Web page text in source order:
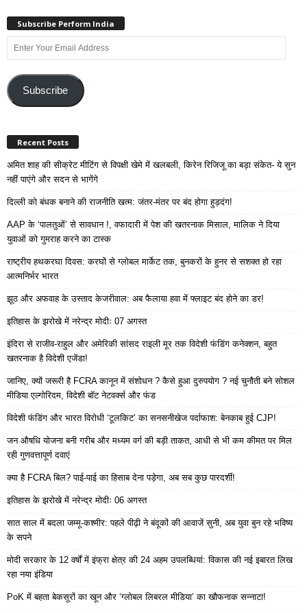
Subscribe Perform India
Enter
Your
AddressSubscribe
Recent Posts
अमित शाह की सीक्रेट मीटिंग से विपक्षी खेमे में खलबली, किरेन रिजिजू का बड़ा संकेत- ये सुन
नहीं पाएंगे और सदन से भागेंगे
दिल्ली को बंधक बनाने की राजनीति खत्म: जंतर-मंतर पर बंद होगा हुड़दंग!
AAP के ‘पालतुओं’ से सावधान !, वफादारी में पेश की खतरनाक मिसाल, मालिक ने दिया
युवाओं को गुमराह करने का टास्क
राष्ट्रीय हथकरघा दिवस: करघों से ग्लोबल मार्केट तक, बुनकरों के हुनर से सशक्त हो रहा
आत्मनिर्भर भारत
झूठ और अफवाह के उस्ताद केजरीवाल: अब फैलाया हवा में फ्लाइट बंद होने का डर!
इतिहास के झरोखे में नरेन्द्र मोदीः 07 अगस्त
इंदिरा से राजीव-राहुल और अमेरिकी सांसद राइली मूर तक विदेशी फंडिंग कनेक्शन, बहुत
खतरनाक है विदेशी एजेंडा!
जानिए, क्यों जरूरी है FCRA कानून में संशोधन ? कैसे हुआ दुरुपयोग ? नई चुनौती बने सोशल
मीडिया एल्गोरिदम, विदेशी बॉट नेटवर्क्स और फंड
विदेशी फंडिंग और भारत विरोधी ‘टूलकिट’ का सनसनीखेज पर्दाफाश: बेनकाब हुई CJP!
जन औषधि योजना बनी गरीब और मध्यम वर्ग की बड़ी ताकत, आधी से भी कम कीमत पर मिल
रही गुणवत्तापूर्ण दवाएं
क्या है FCRA बिल? पाई-पाई का हिसाब देना पड़ेगा, अब सब कुछ पारदर्शी!
इतिहास के झरोखे में नरेन्द्र मोदीः 06 अगस्त
सात साल में बदला जम्मू-कश्मीर: पहले पीढ़ी ने बंदूकों की आवाजें सुनी, अब युवा बुन रहे भविष्य
के सपने
मोदी सरकार के 12 वर्षों में इंफ्रा क्षेत्र की 24 अहम उपलब्धियां: विकास की नई इबारत लिख
रहा नया इंडिया
PoK में बहता बेकसूरों का खून और ‘ग्लोबल लिबरल मीडिया’ का खौफनाक सन्नाटा!